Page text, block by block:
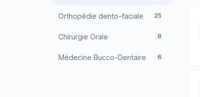
Orthopédie dento-faciale 25
Chirurgie Orale 8
Médecine Bucco-Dentaire 6